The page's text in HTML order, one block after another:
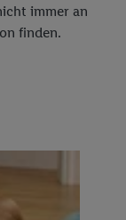
immer an
finden.